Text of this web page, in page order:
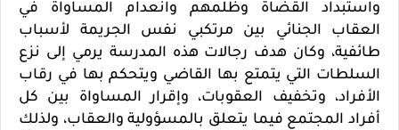
واستبداد القضاة وظلمهم وانعدام المساواة في
العقاب الجنائي بين مرتكبي نفس الجريمة لأسباب
طائفية، وكان هدف رجالات هذه المدرسة يرمي إلى نزع
السلطات التي يتمتع بها القاضي ويتحكم بها في رقاب
الأفراد، وتخفيف العقوبات، وإقرار المساواة بين كل
أفراد المجتمع فيما يتعلق بالمسؤولية والعقاب، ولذلك